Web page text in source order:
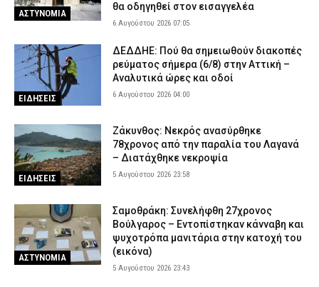
Οινόη – Χαλκίδα: Διακοπή σιδηροδρομικής γραμμής λόγω
φωτιάς – Τι ανακοίνωσε η Hellenic Train
ΕΙΔΗΣΕΙΣ
ΑΣΤΥΝΟΜΙΑ
θα οδηγηθεί στον εισαγγελέα
6 Αυγούστου 2026 07:05
ΕΙΔΗΣΕΙΣ
ΔΕΔΔΗΕ: Πού θα σημειωθούν διακοπές
ρεύματος σήμερα (6/8) στην Αττική –
Αναλυτικά ώρες και οδοί
6 Αυγούστου 2026 04:00
ΕΙΔΗΣΕΙΣ
Ζάκυνθος: Νεκρός ανασύρθηκε
78χρονος από την παραλία του Λαγανά
– Διατάχθηκε νεκροψία
5 Αυγούστου 2026 23:58
ΑΣΤΥΝΟΜΙΑ
Σαμοθράκη: Συνελήφθη 27χρονος
Βούλγαρος – Εντοπίστηκαν κάνναβη και
ψυχοτρόπα μανιτάρια στην κατοχή του
(εικόνα)
5 Αυγούστου 2026 23:43